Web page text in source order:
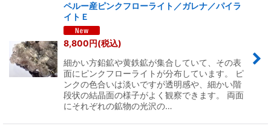
ペルー産ピンクフローライト／ガレナ／パイラ
イトＥ
8,800円(税込)
細かい方鉛鉱や黄鉄鉱が集合していて、その表
面にピンクフローライトが分布しています。 ピ
ンクの色合いは淡いですが透明感や、細かい階
段状の結晶面の様子がよく観察できます。 両面
にそれぞれの鉱物の光沢の…